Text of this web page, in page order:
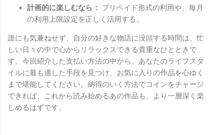
計画的に楽しむなら：
プリペイド形式の利用や、毎月
の利用上限設定を正しく活用する。
誰にも気兼ねせず、自分の好きな物語に没頭する時間は、忙
しい日々の中で心からリラックスできる貴重なひとときで
す。今回紹介した支払い方法の中から、あなたのライフスタ
イルに最も適した手段を見つけ、お気に入りの作品を心ゆく
まで堪能してください。納得のいく方法でコインをチャージ
できれば、これから読み始めるあの作品も、より一層深く楽
しめるはずです。